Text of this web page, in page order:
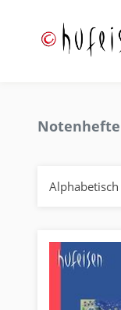
Notenhefte
Alphabetisch